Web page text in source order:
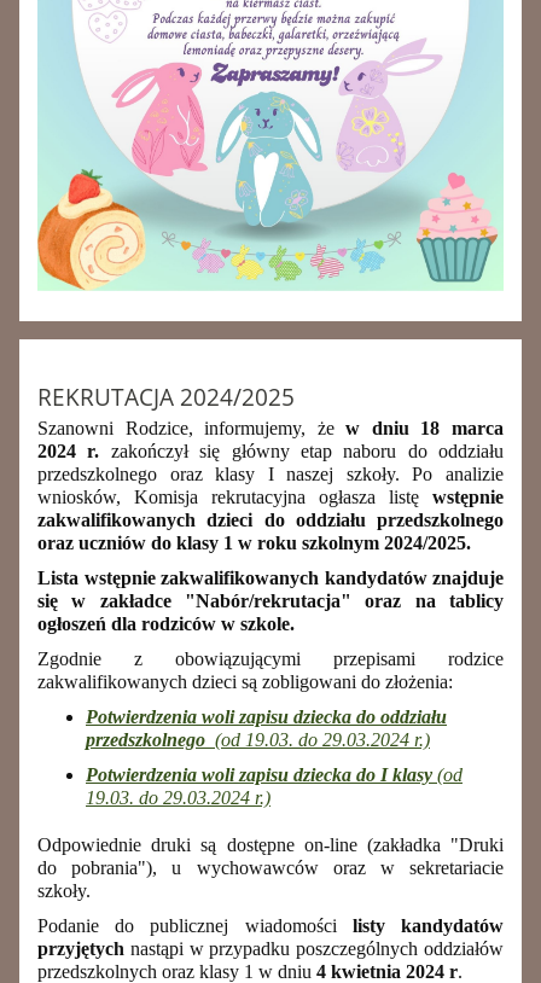
REKRUTACJA 2024/2025
Szanowni Rodzice, informujemy, że w dniu 18 marca
2024 r. zakończył się główny etap naboru do oddziału
przedszkolnego oraz klasy I naszej szkoły. Po analizie
wniosków, Komisja rekrutacyjna ogłasza listę wstępnie
zakwalifikowanych dzieci do oddziału przedszkolnego
oraz uczniów do klasy 1 w roku szkolnym 2024/2025.
Lista wstępnie zakwalifikowanych kandydatów znajduje
się w zakładce "Nabór/rekrutacja" oraz na tablicy
ogłoszeń dla rodziców w szkole.
Zgodnie z obowiązującymi przepisami rodzice
zakwalifikowanych dzieci są zobligowani do złożenia:
Potwierdzenia woli zapisu dziecka do oddziału
przedszkolnego (od 19.03. do 29.03.2024 r.)
Potwierdzenia woli zapisu dziecka do I klasy (od
19.03. do 29.03.2024 r.)
Odpowiednie druki są dostępne on-line (zakładka "Druki
do pobrania"), u wychowawców oraz w sekretariacie
szkoły.
Podanie do publicznej wiadomości listy kandydatów
przyjętych nastąpi w przypadku poszczególnych oddziałów
przedszkolnych oraz klasy 1 w dniu 4 kwietnia 2024 r.